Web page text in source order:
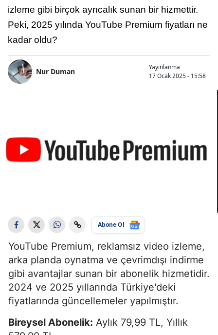
izleme gibi birçok ayrıcalık sunan bir hizmettir.
Peki, 2025 yılında YouTube Premium fiyatları ne
kadar oldu?
Nur Duman
Yayınlanma
17 Ocak 2025 - 15:58
Abone Ol
YouTube Premium, reklamsız video izleme,
arka planda oynatma ve çevrimdışı indirme
gibi avantajlar sunan bir abonelik hizmetidir.
2024 ve 2025 yıllarında Türkiye'deki
fiyatlarında güncellemeler yapılmıştır.
Bireysel Abonelik: Aylık 79,99 TL, Yıllık